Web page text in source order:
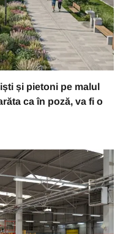
și pietoni pe malul
ca în poză, va fi o